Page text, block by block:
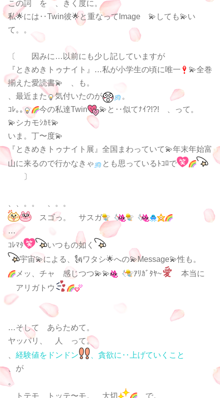
この詞 を 、きく度に。
私🌟には‥Twin彼🌟と重なってImage
💫しても💫い
て。。
〔
因みに…以前にも少し記していますが
『ときめきトゥナイト』…私が小学生の頃に唯一
💫全巻
揃えた愛読書💫 、も。
、最近また
気付いたのが
。
ｺﾚ｡｡
今の私達Twin
💫と‥似てﾅｲ?!?! 、って。
💫シカモｼｶﾓ💫
いま。丁〜度💫
『ときめきトゥナイト展』全国まわっていて💫年末年始富
山に来るので行かなきゃ
とも思っているﾄｺﾛで
〕
、、。。 、。。
スゴっ。
サスガ
…
ｺﾚﾏﾀ
いつもの如く
宇宙💫による、🗽ワタシ🌟への💫Message💫性も。
メッ、チャ
感じつつ💫💫 ｱﾘｶﾞﾀﾔ~
本当に
アリガトウ
…そして あらためて。
ヤッパリ、 人 って。
経験値をドンドン
、貪欲に‥上げていくこと
、が
。
トテモ トッテ〜モ。 大切
で。